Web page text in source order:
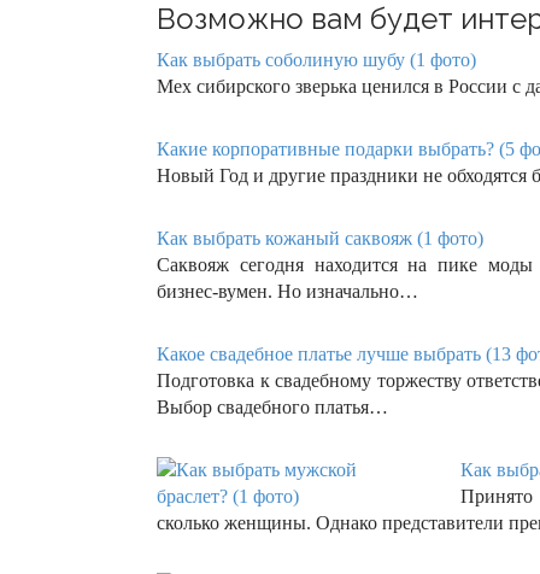
Возможно вам будет
Как выбрать соболиную шубу (1 фото)
Мех сибирского зверька ценился в России с
Какие корпоративные подарки выбрать? (5
Новый Год и другие праздники не обходятся
Как выбрать кожаный саквояж (1 фото)
Саквояж сегодня находится на пике
бизнес-вумен. Но изначально…
Какое свадебное платье лучше выбрать (13
Подготовка к свадебному торжеству
Выбор свадебного платья…
Как
сколько женщины. Однако представители